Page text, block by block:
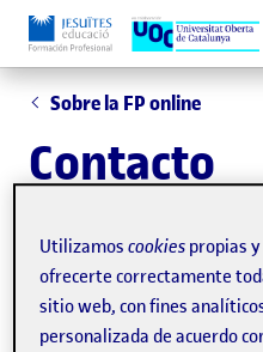
Sobre la FP online
Contacto
dirigirte, cada día de la
Puedes dirigirnos
Utilizamoscookies propias
ofrecerte correctamente
sitio web, con fines
personalizada de acuerdo